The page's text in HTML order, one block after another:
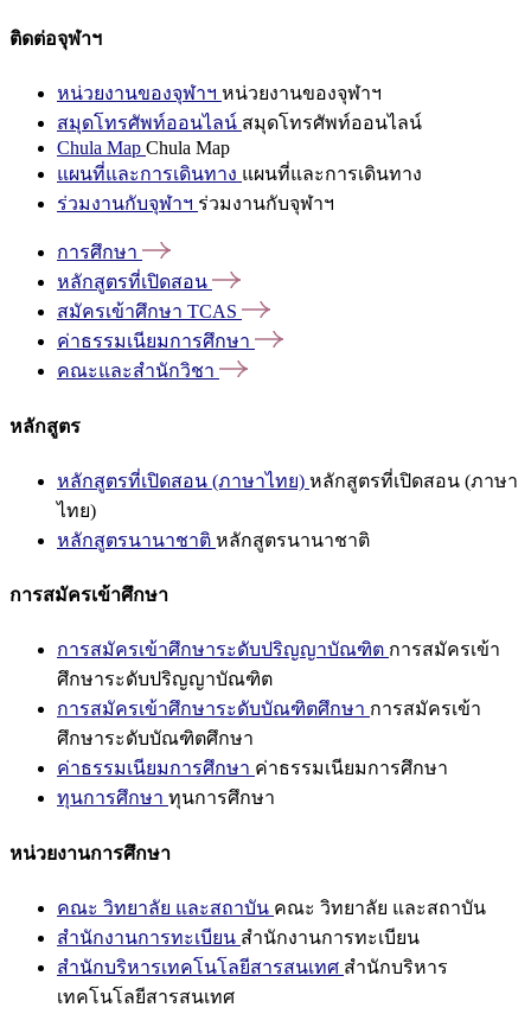
ติดต่อจุฬาฯ
หน่วยงานของจุฬาฯ หน่วยงานของจุฬาฯ
สมุดโทรศัพท์ออนไลน์ สมุดโทรศัพท์ออนไลน์
Chula Map Chula Map
แผนที่และการเดินทาง แผนที่และการเดินทาง
ร่วมงานกับจุฬาฯ ร่วมงานกับจุฬาฯ
การศึกษา
หลักสูตรที่เปิดสอน
สมัครเข้าศึกษา TCAS
ค่าธรรมเนียมการศึกษา
คณะและสำนักวิชา
หลักสูตร
หลักสูตรที่เปิดสอน (ภาษาไทย) หลักสูตรที่เปิดสอน (ภาษา
ไทย)
หลักสูตรนานาชาติ หลักสูตรนานาชาติ
การสมัครเข้าศึกษา
การสมัครเข้าศึกษาระดับปริญญาบัณฑิต การสมัครเข้า
ศึกษาระดับปริญญาบัณฑิต
การสมัครเข้าศึกษาระดับบัณฑิตศึกษา การสมัครเข้า
ศึกษาระดับบัณฑิตศึกษา
ค่าธรรมเนียมการศึกษา ค่าธรรมเนียมการศึกษา
ทุนการศึกษา ทุนการศึกษา
หน่วยงานการศึกษา
คณะ วิทยาลัย และสถาบัน คณะ วิทยาลัย และสถาบัน
สำนักงานการทะเบียน สำนักงานการทะเบียน
สำนักบริหารเทคโนโลยีสารสนเทศ สำนักบริหาร
เทคโนโลยีสารสนเทศ